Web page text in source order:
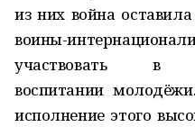
из них война
воины-
участвовать в
воспитании
исполнение этого